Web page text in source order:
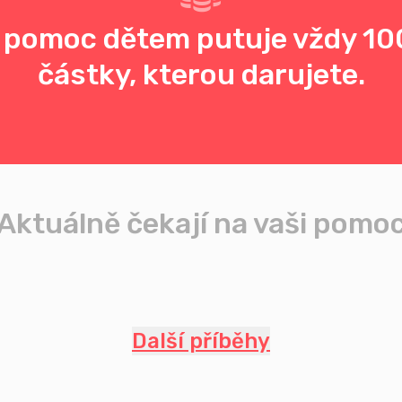
dětem putuje vždy
částky, kterou darujete.
čekají na vaši
Další příběhy